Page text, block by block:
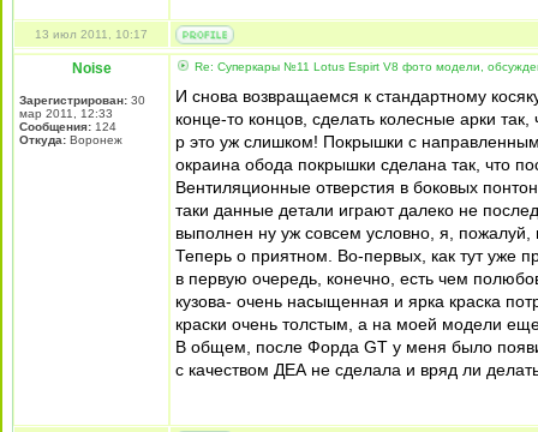
13 июл 2011, 10:17
Noise
Зарегистрирован: 30
мар 2011, 12:33
Сообщения: 124
Откуда: Воронеж
Re: Суперкары №11 Lotus Espirt V8 фото модели,
И снова возвращаемся к стандартному
конце-то концов, сделать колесные арки
р это уж слишком! Покрышки с
окраина обода покрышки сделана так, что
Вентиляционные отверстия в боковых
таки данные детали играют далеко не
выполнен ну уж совсем условно, я,
Теперь о приятном. Во-первых, как тут уже
в первую очередь, конечно, есть чем
кузова- очень насыщенная и ярка краска
краски очень толстым, а на моей модели
В общем, после Форда GT у меня было
с качеством ДЕА не сделала и вряд ли